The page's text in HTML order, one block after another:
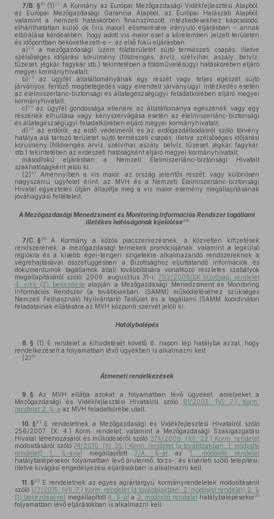
7/B. §21 (1) 22 A Kormány az Európai Mezőgazdasági Vidékfejlesztési Alapból,
az Európai Mezőgazdasági Garancia Alapból, az Európai Halászati Alapból,
valamint a nemzeti hatáskörben finanszírozott intézkedésekhez kapcsolódó,
elháríthatatlan külső ok (vis maior) elismerésére irányuló eljárásban – annak
elbírálása kérdésében, hogy adott vis maior eset a kérelemben jelzett területen
és időpontban bekövetkezett-e –, az első fokú eljárásban
a) 23
a mezőgazdasági üzem földterületét sújtó természeti csapás, illetve
szélsőséges időjárási körülmény (földrengés, árvíz, szélvihar, aszály, belvíz,
tűzeset, jégkár, fagykár stb.) tekintetében a földművelésügyi hatáskörében eljáró
megyei kormányhivatalt;
b) 24
az ügyfél állatállományának egy részét vagy teljes egészét sújtó
járványos, fertőző megbetegedés vagy elrendelt járványügyi intézkedés esetén
az élelmiszerlánc-biztonsági és állategészségügyi feladatkörében eljáró megyei
kormányhivatalt;
c) 25 az ügyfél gondossága ellenére az állatállománya egészének vagy egy
részének elhullása vagy kényszervágása esetén az élelmiszerlánc-biztonsági
és állategészségügyi feladatkörében eljáró megyei kormányhivatalt;
d) 26
az erdőről, az erdő védelméről és az erdőgazdálkodásról szóló törvény
hatálya alá tartozó területet sújtó természeti csapás, illetve szélsőséges időjárási
körülmény (földrengés, árvíz, szélvihar, aszály, belvíz, tűzeset, jégkár, fagykár,
stb.) tekintetében az erdészeti hatóságként eljáró megyei kormányhivatalt;
másodfokú eljárásban a Nemzeti Élelmiszerlánc-biztonsági Hivatalt
szakhatóságként jelöli ki.
(2) 27
Amennyiben a vis maior, az ország jelentős részét, vagy különösen
nagyszámú ügyfelet érint, az MVH és a Nemzeti Élelmiszerlánc-biztonsági
Hivatal egyeztetés útján állapítja meg a vis maior esemény megállapításának
jóváhagyási feltételeit.
A Mezőgazdasági Menedzsment és Monitoring Információs Rendszer tagállami
illetékes hatóságának kijelölése28
7/C. §29
A Kormány a közös piacszervezésnek, a közvetlen kifizetések
rendszerének, a mezőgazdasági termékek promóciójának, valamint a legkülső
régiókra és a kisebb égei-tengeri szigetekre alkalmazandó rendszereknek a
végrehajtásával összefüggésben a Bizottsághoz eljuttatandó információk és
dokumentumok tagállamok általi továbbítására vonatkozó részletes szabályok
megállapításáról szóló, 2009. augusztus 31-i, 792/2009/EK bizottsági rendelet
4. cikk (2) bekezdése alapján a Mezőgazdasági Menedzsment és Monitoring
Információs Rendszer (a továbbiakban: ISAMM) működtetéséhez szükséges
Nemzeti Felhasználó Nyilvántartó Testület és a tagállami ISAMM koordinátori
feladatainak ellátására az MVH központi szervét jelöli ki.
Hatálybalépés
8. § (1) E rendelet a kihirdetését követő 8. napon lép hatályba azzal, hogy
rendelkezéseit a folyamatban lévő ügyekben is alkalmazni kell.
(2) 30
Átmeneti rendelkezések
9. § Az MVH ellátja azokat a folyamatban lévő ügyeket, amelyeket a
Mezőgazdasági és Vidékfejlesztési Hivatalról szóló
81/2003. (VI. 7.) Korm.
rendelet 2. §-a az MVH feladatkörébe utalt.
10. §31
E rendeletnek a Mezőgazdasági és Vidékfejlesztési Hivatalról szóló
256/2007. (X. 4.) Korm. rendelet, valamint a Mezőgazdasági Szakigazgatási
Hivatal létrehozásáról és működéséről szóló 274/2006. (XII. 23.) Korm. rendelet
módosításáról szóló 74/2010. (III. 25.) Korm. rendelet (a továbbiakban: 1. módosító
rendelet) 1. §-ával megállapított7/A. §-átaz1. módosító rendelet
hatálybalépésekor folyamatban lévő árutermő, törzs-, és kísérleti szőlő telepítési,
illetve kivágási engedélyezési eljárásokban is alkalmazni kell.
11. §32 E rendeletnek az egyes agrártárgyú kormányrendeletek módosításáról
szóló 177/2015. (VII. 7.) Korm. rendelet (a továbbiakban: 2. módosító rendelet) 2. §
(1) bekezdésével megállapított4. §-áta 2. módosító rendelethatálybalépésekor33
folyamatban lévő eljárásokban is alkalmazni kell.